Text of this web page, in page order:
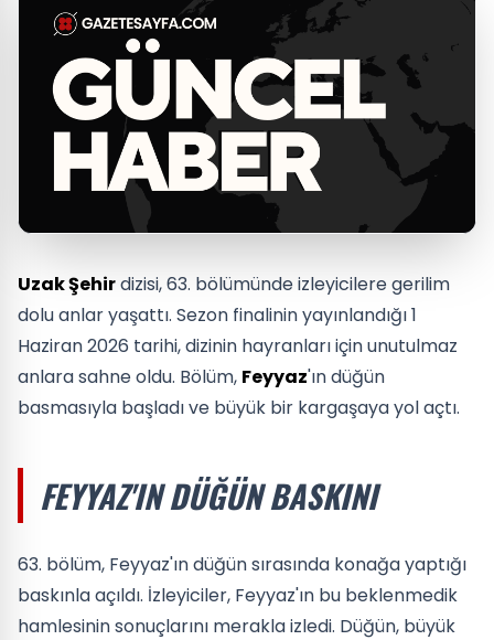
Uzak Şehirdizisi, 63. bölümünde izleyicilere gerilim
dolu anlar yaşattı. Sezon finalinin yayınlandığı 1
Haziran 2026 tarihi, dizinin hayranları için unutulmaz
anlara sahne oldu. Bölüm, Feyyaz'ın düğün
basmasıyla başladı ve büyük bir kargaşaya yol açtı.
FEYYAZ'IN DÜĞÜN BASKINI
63. bölüm, Feyyaz'ın düğün sırasında konağa yaptığı
baskınla açıldı. İzleyiciler, Feyyaz'ın bu beklenmedik
hamlesinin sonuçlarını merakla izledi. Düğün, büyük